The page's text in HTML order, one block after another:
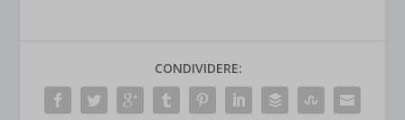
CONDIVIDERE: